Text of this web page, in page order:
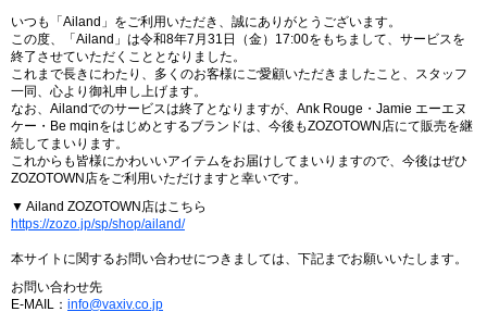
いつも「Ailand」をご利用いただき、誠にありがとうございます。
この度、「Ailand」は令和8年7月31日（金）17:00をもちまして、サービスを
終了させていただくこととなりました。
これまで長きにわたり、多くのお客様にご愛顧いただきましたこと、スタッフ
一同、心より御礼申し上げます。
なお、Ailandでのサービスは終了となりますが、Ank Rouge・Jamie エーエヌ
ケー・Be mqinをはじめとするブランドは、今後もZOZOTOWN店にて販売を継
続してまいります。
これからも皆様にかわいいアイテムをお届けしてまいりますので、今後はぜひ
ZOZOTOWN店をご利用いただけますと幸いです。
▼ Ailand ZOZOTOWN店はこちら
https://zozo.jp/sp/shop/ailand/
本サイトに関するお問い合わせにつきましては、下記までお願いいたします。
お問い合わせ先
E-MAIL： info@vaxiv.co.jp